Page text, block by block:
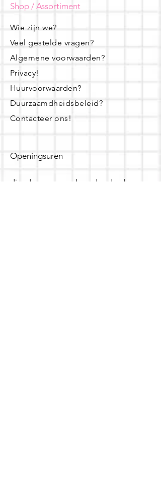
Shop / Assortiment
Wie zijn we?
Veel gestelde vragen?
Algemene voorwaarden?
Privacy!
Huurvoorwaarden?
Duurzaamdheidsbeleid?
Contacteer ons!
Openingsuren
dinsdag - woensdag- donderdag: